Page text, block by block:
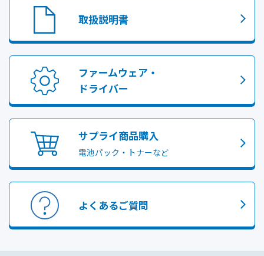
取扱説明書
ファームウェア・
ドライバー
サプライ商品購入
電池パック・トナーなど
よくあるご質問